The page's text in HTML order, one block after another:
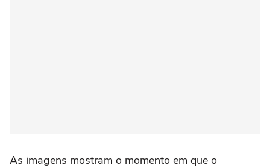
As imagens mostram o momento em que o